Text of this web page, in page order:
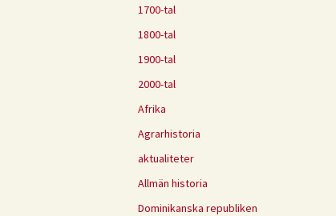
1700-tal
1800-tal
1900-tal
2000-tal
Afrika
Agrarhistoria
aktualiteter
Allmän historia
Dominikanska republiken